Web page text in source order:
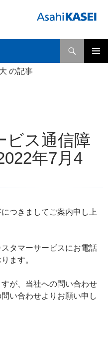
の記事
ビス通信障
年7月4
つきましてご案内申し上
タマーサービスにお電話
ます。
が、当社への問い合わせ
い合わせよりお願い申し